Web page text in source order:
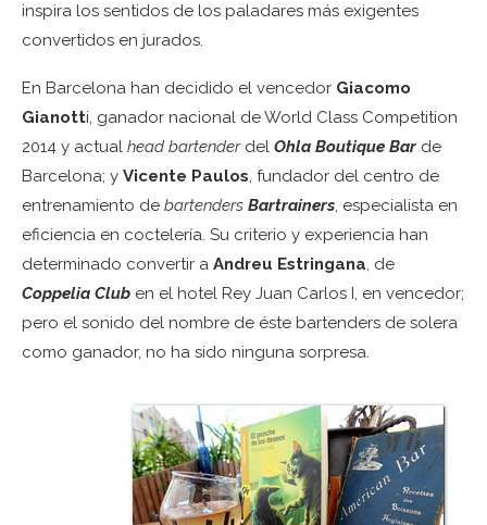
inspira los sentidos de los paladares más exigentes
convertidos en jurados.
En Barcelona han decidido el vencedor Giacomo
Gianotti, ganador nacional de World Class Competition
2014 y actual head bartenderdel Ohla Boutique Bar de
Barcelona; y Vicente Paulos, fundador del centro de
entrenamiento de bartenders Bartrainers, especialista en
eficiencia en coctelería. Su criterio y experiencia han
determinado convertir a Andreu Estringana, de
Coppelia Club en el hotel Rey Juan Carlos I, en vencedor;
pero el sonido del nombre de éste bartenders de solera
como ganador, no ha sido ninguna sorpresa.